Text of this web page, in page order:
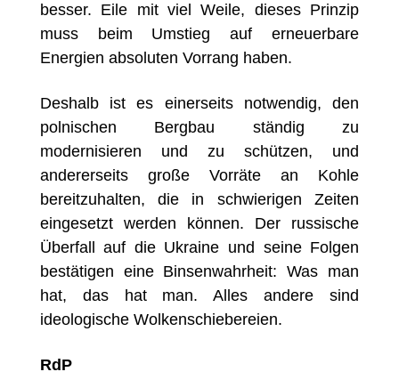
besser. Eile mit viel Weile, dieses Prinzip
muss beim Umstieg auf erneuerbare
Energien absoluten Vorrang haben.
Deshalb ist es einerseits notwendig, den
polnischen Bergbau ständig zu
modernisieren und zu schützen, und
andererseits große Vorräte an Kohle
bereitzuhalten, die in schwierigen Zeiten
eingesetzt werden können. Der russische
Überfall auf die Ukraine und seine Folgen
bestätigen eine Binsenwahrheit: Was man
hat, das hat man. Alles andere sind
ideologische Wolkenschiebereien.
RdP